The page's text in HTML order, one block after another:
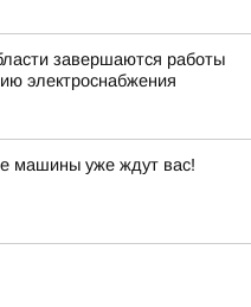
завершаются работы
электроснабжения
машины уже ждут вас!